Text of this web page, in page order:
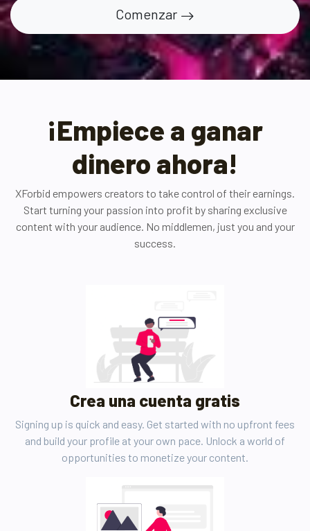
Comenzar
¡Empiece a ganar
dinero ahora!
XForbid empowers creators to take control of their earnings.
Start turning your passion into profit by sharing exclusive
content with your audience. No middlemen, just you and your
success.
Crea una cuenta gratis
Signing up is quick and easy. Get started with no upfront fees
and build your profile at your own pace. Unlock a world of
opportunities to monetize your content.